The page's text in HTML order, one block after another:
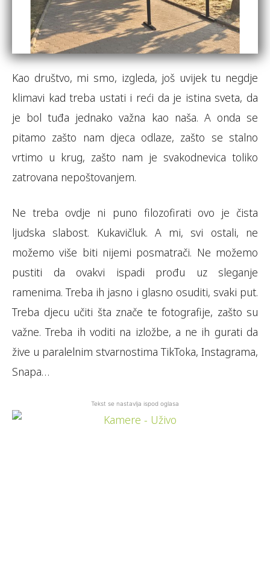
Kao društvo, mi smo, izgleda, još uvijek tu negdje
klimavi kad treba ustati i reći da je istina sveta, da
je bol tuđa jednako važna kao naša. A onda se
pitamo zašto nam djeca odlaze, zašto se stalno
vrtimo u krug, zašto nam je svakodnevica toliko
zatrovana nepoštovanjem.
Ne treba ovdje ni puno filozofirati ovo je čista
ljudska slabost. Kukavičluk. A mi, svi ostali, ne
možemo više biti nijemi posmatrači. Ne možemo
pustiti da ovakvi ispadi prođu uz sleganje
ramenima. Treba ih jasno i glasno osuditi, svaki put.
Treba djecu učiti šta znače te fotografije, zašto su
važne. Treba ih voditi na izložbe, a ne ih gurati da
žive u paralelnim stvarnostima TikToka, Instagrama,
Snapa…
Tekst se nastavlja ispod oglasa